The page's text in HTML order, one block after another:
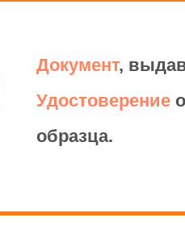
Документ,
Удостоверение
образца.